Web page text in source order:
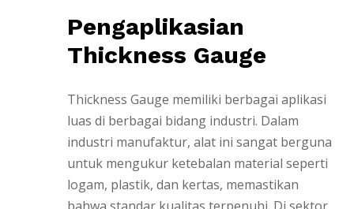
Pengaplikasian
Thickness Gauge
Thickness Gauge memiliki berbagai aplikasi
luas di berbagai bidang industri. Dalam
industri manufaktur, alat ini sangat berguna
untuk mengukur ketebalan material seperti
logam, plastik, dan kertas, memastikan